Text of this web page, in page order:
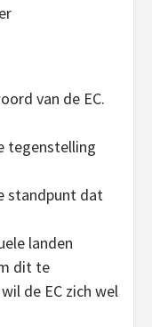
van de EC.
tegenstelling
standpunt dat
landen
dit te
de EC zich wel